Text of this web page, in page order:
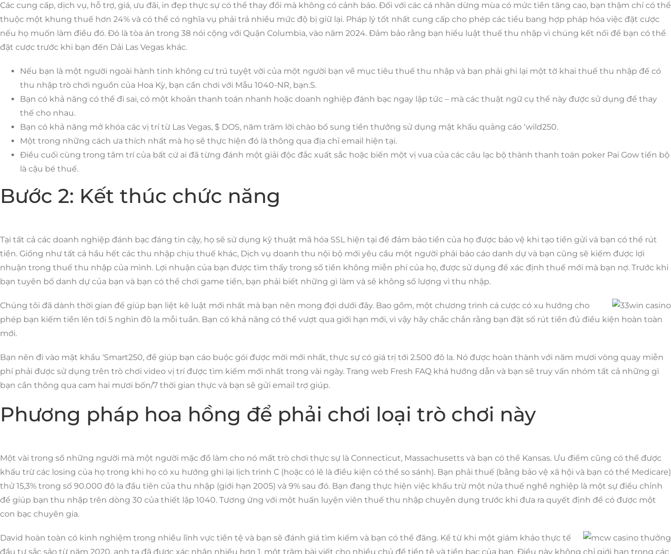
Các cung cấp, dịch vụ, hỗ trợ, giá, ưu đãi, in đẹp thực sự có thể thay đổi mà không có cảnh báo. Đối với các cá nhân dừng mùa có mức tiền tăng cao, bạn thậm chí có thể
thuộc một khung thuế hơn 24% và có thể có nghĩa vụ phải trả nhiều mức độ bị giữ lại. Pháp lý tốt nhất cung cấp cho phép các tiểu bang hợp pháp hóa việc đặt cược
nếu họ muốn làm điều đó. Đó là tòa án trong 38 nói cộng với Quận Columbia, vào năm 2024. Đảm bảo rằng bạn hiểu luật thuế thu nhập vì chúng kết nối để bạn có thể
đặt cược trước khi bạn đến Dải Las Vegas khác.
Nếu bạn là một người ngoài hành tinh không cư trú tuyệt vời của một người bạn về mục tiêu thuế thu nhập và bạn phải ghi lại một tờ khai thuế thu nhập để có
thu nhập trò chơi nguồn của Hoa Kỳ, bạn cần chơi với Mẫu 1040-NR, bạn.S.
Bạn có khả năng có thể đi sai, có một khoản thanh toán nhanh hoặc doanh nghiệp đánh bạc ngay lập tức – mà các thuật ngữ cụ thể này được sử dụng để thay
thế cho nhau.
Bạn có khả năng mở khóa các vị trí từ Las Vegas, $ DOS, năm trăm lời chào bổ sung tiền thưởng sử dụng mật khẩu quảng cáo ‘wild250.
Một trong những cách ưa thích nhất mà họ sẽ thực hiện đó là thông qua địa chỉ email hiện tại.
Điều cuối cùng trong tâm trí của bất cứ ai đã từng đánh một giải độc đắc xuất sắc hoặc biến một vị vua của các câu lạc bộ thành thanh toán poker Pai Gow tiến bộ
là cậu bé thuế.
Bước 2: Kết thúc chức năng
Tại tất cả các doanh nghiệp đánh bạc đáng tin cậy, họ sẽ sử dụng kỹ thuật mã hóa SSL hiện tại để đảm bảo tiền của họ được bảo vệ khi tạo tiền gửi và bạn có thể rút
tiền. Giống như tất cả hầu hết các thu nhập chịu thuế khác, Dịch vụ doanh thu nội bộ mới yêu cầu một người phải báo cáo danh dự và bạn cũng sẽ kiếm được lợi
nhuận trong thuế thu nhập của mình. Lợi nhuận của bạn được tìm thấy trong số tiền không miễn phí của họ, được sử dụng để xác định thuế mới mà bạn nợ. Trước khi
bạn tuyên bố danh dự của bạn và bạn có thể chơi game tiền, bạn phải biết những gì làm và sẽ không số lượng vì thu nhập.
Chúng tôi đã dành thời gian để giúp bạn liệt kê luật mới nhất mà bạn nên mong đợi dưới đây. Bao gồm, một chương trình cá cược có xu hướng cho
phép bạn kiếm tiền lên tới 5 nghìn đô la mỗi tuần. Bạn có khả năng có thể vượt qua giới hạn mới, vì vậy hãy chắc chắn rằng bạn đặt số rút tiền đủ điều kiện hoàn toàn
mới.
Bạn nên đi vào mật khẩu ‘Smart250, để giúp bạn cáo buộc gói được mời mới nhất, thực sự có giá trị tới 2.500 đô la. Nó được hoàn thành với năm mươi vòng quay miễn
phí phải được sử dụng trên trò chơi video vị trí được tìm kiếm mới nhất trong vài ngày. Trang web Fresh FAQ khá hướng dẫn và bạn sẽ truy vấn nhóm tất cả những gì
bạn cần thông qua cam hai mươi bốn/7 thời gian thực và bạn sẽ gửi email trợ giúp.
Phương pháp hoa hồng để phải chơi loại trò chơi này
Một vài trong số những người mà một người mặc đồ làm cho nó mất trò chơi thực sự là Connecticut, Massachusetts và bạn có thể Kansas. Ưu điểm cũng có thể được
khấu trừ các losing của họ trong khi họ có xu hướng ghi lại lịch trình C (hoặc có lẽ là điều kiện có thể so sánh). Bạn phải thuế (bằng bảo vệ xã hội và bạn có thể Medicare)
thử 15,3% trong số 90.000 đô la đầu tiên của thu nhập (giới hạn 2005) và 9% sau đó. Bạn đang thực hiện việc khấu trừ một nửa thuế nghề nghiệp là một sự điều chỉnh
để giúp bạn thu nhập trên dòng 30 của thiết lập 1040. Tương ứng với một huấn luyện viên thuế thu nhập chuyên dụng trước khi đưa ra quyết định để có được một
con bạc chuyên gia.
David hoàn toàn có kinh nghiệm trong nhiều lĩnh vực tiền tệ và bạn sẽ đánh giá tìm kiếm và bạn có thể đăng. Kể từ khi một giám khảo thực tế
đầu tư sắc sảo từ năm 2020, anh ta đã được xác nhận nhiều hơn 1, một trăm bài viết cho nhiều chủ đề tiền tệ và tiền bạc của bạn. Điều này không chỉ giới hạn trong các